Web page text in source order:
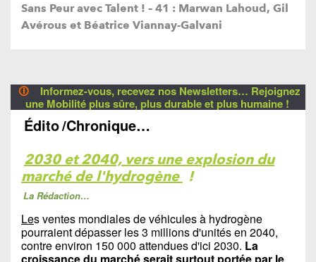
Sans Peur avec Talent ! – 41 : Marwan Lahoud, Gil
Avérous et Béatrice Viannay-Galvani
🛈
Informez-vous, recevez nos Newsletters… Rejoignez
une Mobilité plus sûre, plus durable et plus humaine !
Édito/Chronique…
2030 et 2040, vers une explosion du
marché de l'hydrogène !
La Rédaction…
Les ventes mondiales de véhicules à hydrogène
pourraient dépasser les 3 millions d'unités en 2040,
contre environ 150 000 attendues d'ici 2030. La
croissance du marché serait surtout portée par le